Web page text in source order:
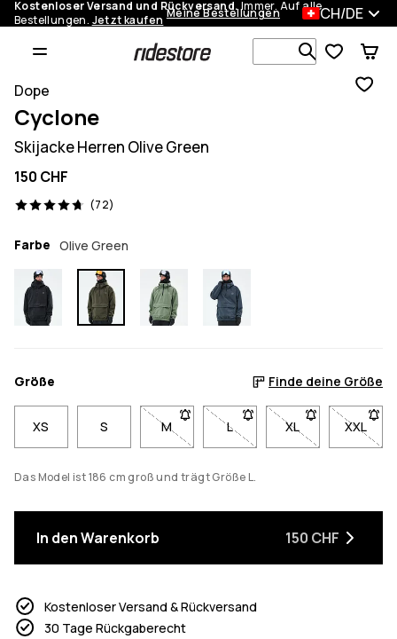
Kostenloser Versand und Rückversand.Immer. Auf alle
Bestellungen. Jetzt kaufen Meine Bestellungen CH/DE
Dope
Cyclone
Skijacke Herren Olive Green
150 CHF
(72)
72 Reviews, 4.7/5
Farbe Olive Green
Größe Finde deine Größe
XS S M- Größe M nicht verfügbar. Klicke, um
L- Größe L nicht verfügbar.
XL- Größe XL nicht
XXL
-
Das Model ist 186 cm groß und trägt Größe L.
In den Warenkorb 150 CHF
Kostenloser Versand & Rückversand
30 Tage Rückgaberecht